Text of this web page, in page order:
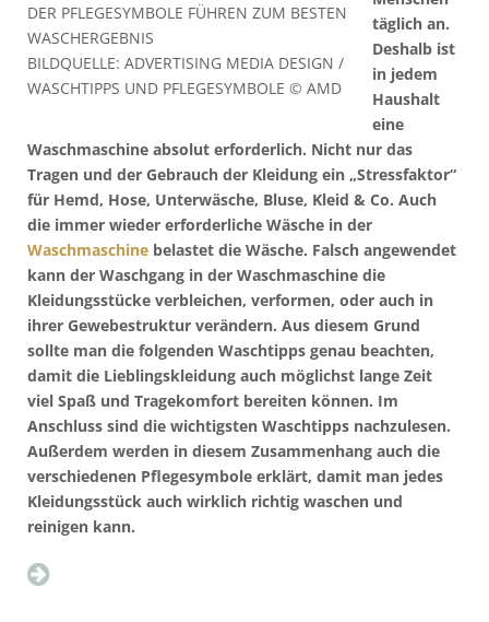
DER PFLEGESYMBOLE FÜHREN ZUM BESTEN
WASCHERGEBNIS
BILDQUELLE: ADVERTISING MEDIA DESIGN /
WASCHTIPPS UND PFLEGESYMBOLE © AMD
täglich an.
Deshalb ist
in jedem
Haushalt
eine
Waschmaschine absolut erforderlich. Nicht nur das
Tragen und der Gebrauch der Kleidung ein „Stressfaktor“
für Hemd, Hose, Unterwäsche, Bluse, Kleid & Co. Auch
die immer wieder erforderliche Wäsche in der
Waschmaschine belastet die Wäsche. Falsch angewendet
kann der Waschgang in der Waschmaschine die
Kleidungsstücke verbleichen, verformen, oder auch in
ihrer Gewebestruktur verändern. Aus diesem Grund
sollte man die folgenden Waschtipps genau beachten,
damit die Lieblingskleidung auch möglichst lange Zeit
viel Spaß und Tragekomfort bereiten können. Im
Anschluss sind die wichtigsten Waschtipps nachzulesen.
Außerdem werden in diesem Zusammenhang auch die
verschiedenen Pflegesymbole erklärt, damit man jedes
Kleidungsstück auch wirklich richtig waschen und
reinigen kann.